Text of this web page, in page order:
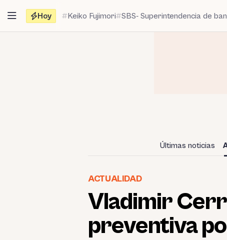
contenido
Hoy Keiko Fujimori SBS- Superintendencia de
Últimas noticias
ACTUALIDAD
Vladimir
preventiva